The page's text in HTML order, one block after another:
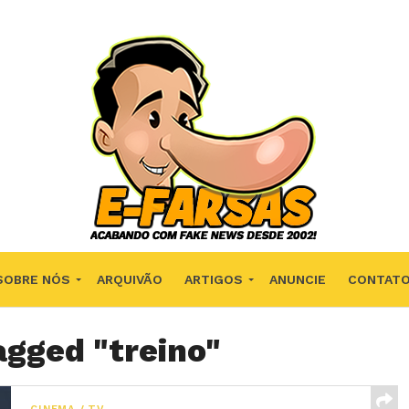
NÓS ARQUIVÃO ARTIGOS ANUNCIE CONTATO
"treino"